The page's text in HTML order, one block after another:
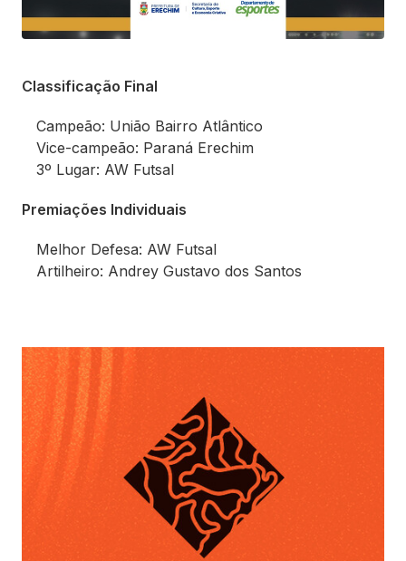
Classificação Final
Campeão: União Bairro Atlântico
Vice-campeão: Paraná Erechim
3º Lugar: AW Futsal
Premiações Individuais
Melhor Defesa: AW Futsal
Artilheiro: Andrey Gustavo dos Santos